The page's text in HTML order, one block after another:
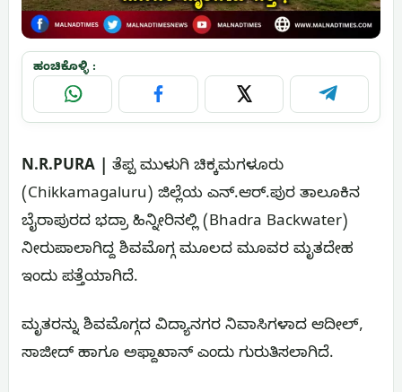
ಹಂಚಿಕೊಳ್ಳಿ :
WhatsApp Facebook X Telegram
N.R.PURA |
ತೆಪ್ಪ ಮುಳುಗಿ ಚಿಕ್ಕಮಗಳೂರು
(Chikkamagaluru) ಜಿಲ್ಲೆಯ ಎನ್.ಆರ್.ಪುರ ತಾಲೂಕಿನ
ಬೈರಾಪುರದ ಭದ್ರಾ ಹಿನ್ನೀರಿನಲ್ಲಿ (Bhadra Backwater)
ನೀರುಪಾಲಾಗಿದ್ದ ಶಿವಮೊಗ್ಗ ಮೂಲದ ಮೂವರ ಮೃತದೇಹ
ಇಂದು ಪತ್ತೆಯಾಗಿದೆ.
ಮೃತರನ್ನು ಶಿವಮೊಗ್ಗದ ವಿದ್ಯಾನಗರ ನಿವಾಸಿಗಳಾದ ಆದೀಲ್,
ಸಾಜೀದ್ ಹಾಗೂ ಅಫ್ದಾಖಾನ್ ಎಂದು ಗುರುತಿಸಲಾಗಿದೆ.